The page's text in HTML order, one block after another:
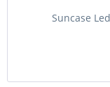
Suncase